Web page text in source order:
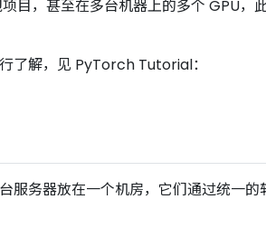
目，甚至在多台机器上的多个 GPU
了解，见 PyTorch Tutorial：
务器放在一个机房，它们通过统一